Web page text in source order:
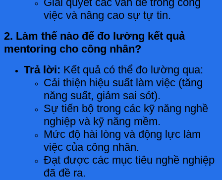
việc và nâng cao sự tự tin.
2. Làm thế nào để đo lường kết quả
mentoring cho công nhân?
Trả lời: Kết quả có thể đo lường qua:
Cải thiện hiệu suất làm việc (tăng
năng suất, giảm sai sót).
Sự tiến bộ trong các kỹ năng nghề
nghiệp và kỹ năng mềm.
Mức độ hài lòng và động lực làm
việc của công nhân.
Đạt được các mục tiêu nghề nghiệp
đã đề ra.